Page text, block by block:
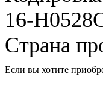
16-
Страна
Если вы хотите